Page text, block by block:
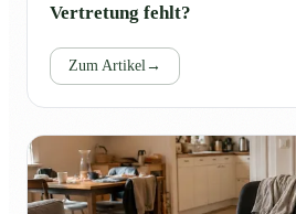
Vertretung fehlt?
Zum Artikel →